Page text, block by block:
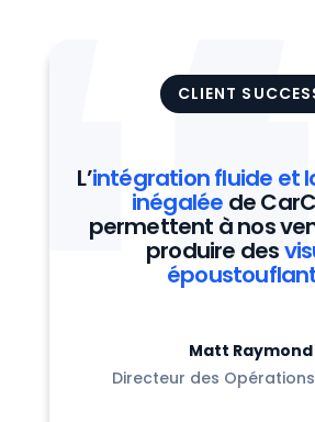
CLIENT
L’intégration fluide et
inégalée de
permettent à nos
produire des
Matt Raymond
Directeur des